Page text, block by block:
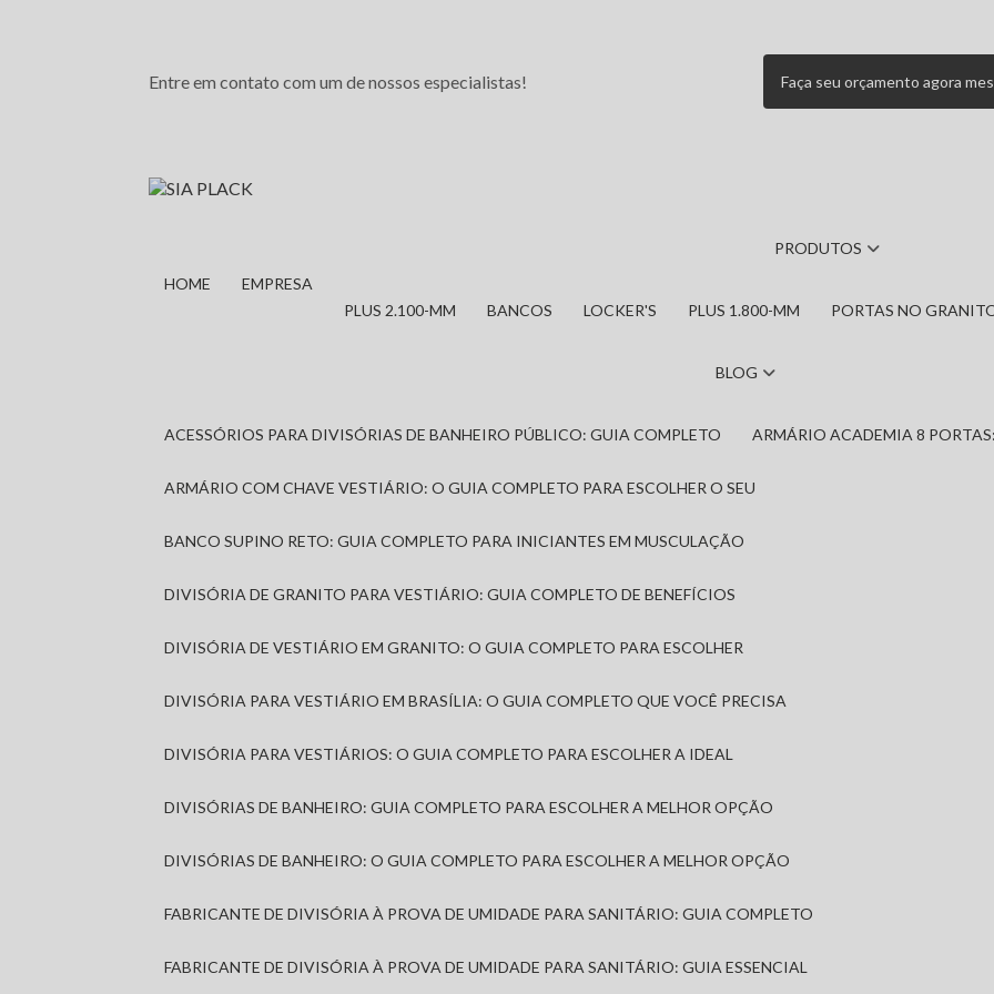
Entre em contato com um de nossos especialistas! Faça seu orçamento agora
HOME EMPRESA
PRODUTOS
PLUS 2.100-MM BANCOS LOCKER'S PLUS 1.800-MM PORTAS NO
BLOG
ACESSÓRIOS PARA DIVISÓRIAS DE BANHEIRO PÚBLICO: GUIA COMPLETO ARMÁRIO ACADEMIA 8
ARMÁRIO COM CHAVE VESTIÁRIO: O GUIA COMPLETO PARA ESCOLHER O SEU
BANCO SUPINO RETO: GUIA COMPLETO PARA INICIANTES EM MUSCULAÇÃO
DIVISÓRIA DE GRANITO PARA VESTIÁRIO: GUIA COMPLETO DE BENEFÍCIOS
DIVISÓRIA DE VESTIÁRIO EM GRANITO: O GUIA COMPLETO PARA ESCOLHER
DIVISÓRIA PARA VESTIÁRIO EM BRASÍLIA: O GUIA COMPLETO QUE VOCÊ PRECISA
DIVISÓRIA PARA VESTIÁRIOS: O GUIA COMPLETO PARA ESCOLHER A IDEAL
DIVISÓRIAS DE BANHEIRO: GUIA COMPLETO PARA ESCOLHER A MELHOR OPÇÃO
DIVISÓRIAS DE BANHEIRO: O GUIA COMPLETO PARA ESCOLHER A MELHOR OPÇÃO
FABRICANTE DE DIVISÓRIA À PROVA DE UMIDADE PARA SANITÁRIO: GUIA COMPLETO
FABRICANTE DE DIVISÓRIA À PROVA DE UMIDADE PARA SANITÁRIO: GUIA ESSENCIAL